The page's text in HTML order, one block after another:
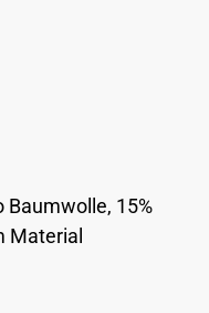
Baumwolle, 15%
Material